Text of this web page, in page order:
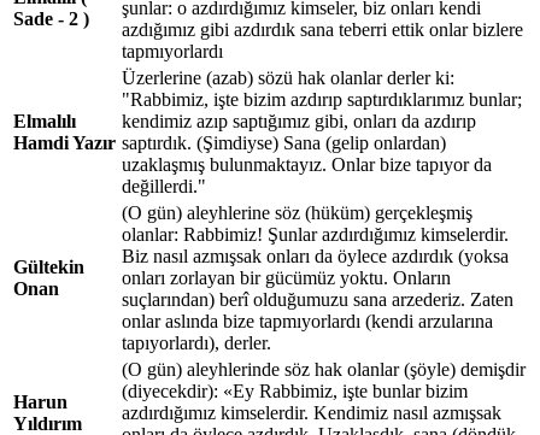
Sade - 2 )
şunlar: o azdırdığımız kimseler, biz onları kendi
azdığımız gibi azdırdık sana teberri ettik onlar bizlere
tapmıyorlardı
Elmalılı
Hamdi Yazır
Üzerlerine (azab) sözü hak olanlar derler ki:
"Rabbimiz, işte bizim azdırıp saptırdıklarımız bunlar;
kendimiz azıp saptığımız gibi, onları da azdırıp
saptırdık. (Şimdiyse) Sana (gelip onlardan)
uzaklaşmış bulunmaktayız. Onlar bize tapıyor da
değillerdi."
Gültekin
Onan
(O gün) aleyhlerine söz (hüküm) gerçekleşmiş
olanlar: Rabbimiz! Şunlar azdırdığımız kimselerdir.
Biz nasıl azmışsak onları da öylece azdırdık (yoksa
onları zorlayan bir gücümüz yoktu. Onların
suçlarından) berî olduğumuzu sana arzederiz. Zaten
onlar aslında bize tapmıyorlardı (kendi arzularına
tapıyorlardı), derler.
Harun
Yıldırım
(O gün) aleyhlerinde söz hak olanlar (şöyle) demişdir
(diyecekdir): «Ey Rabbimiz, işte bunlar bizim
azdırdığımız kimselerdir. Kendimiz nasıl azmışsak